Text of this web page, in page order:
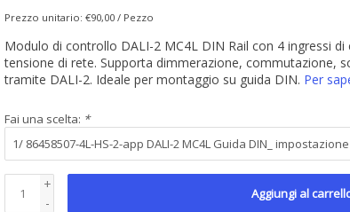
Prezzo unitario: €90,00 / Pezzo
Modulo di controllo DALI-2 MC4L DIN Rail con 4 ingressi
tensione di rete. Supporta dimmerazione, commutazione,
tramite DALI-2. Ideale per montaggio su guida DIN. Per
Fai una scelta: *
+
-
Aggiungi al